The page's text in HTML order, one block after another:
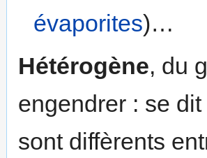
évaporites)…
Hétérogène, du
engendrer : se
sont diffèrents